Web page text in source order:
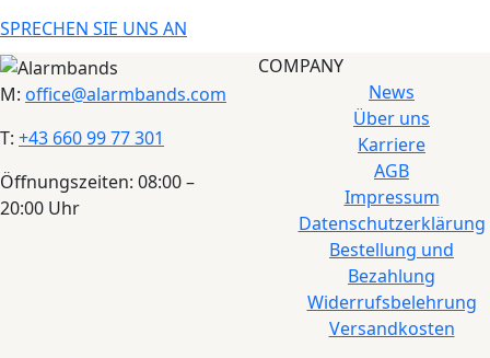
SPRECHEN SIE UNS AN
M: office@alarmbands.com
T: +43 660 99 77 301
Öffnungszeiten: 08:00 –
20:00 Uhr
COMPANY
News
Über uns
Karriere
AGB
Impressum
Datenschutzerklärung
Bestellung und
Bezahlung
Widerrufsbelehrung
Versandkosten